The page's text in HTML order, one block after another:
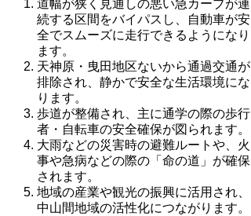
道幅が狭く見通しの悪い急カーブが連
続する区間をバイパスし、自動車が安
全でスムーズに走行できるようになり
ます。
天神原・曳田地区ないから通過交通が
排除され、静かで安全な生活環境にな
ります。
歩道が整備され、主に通学の際の歩行
者・自転車の安全確保が図られます。
大雨などの災害時の避難ルートや、火
事や急病などの際の「命の道」が確保
されます。
地域の産業や観光の振興に活用され、
中山間地域の活性化につながります。